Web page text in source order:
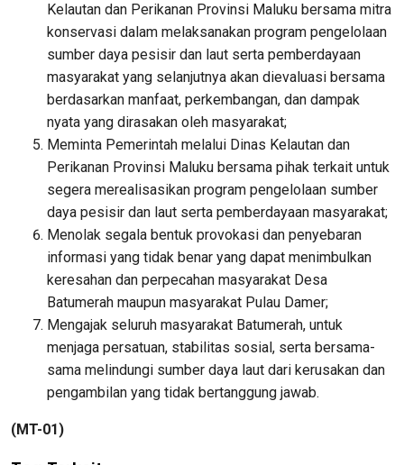
Kelautan dan Perikanan Provinsi Maluku bersama mitra
konservasi dalam melaksanakan program pengelolaan
sumber daya pesisir dan laut serta pemberdayaan
masyarakat yang selanjutnya akan dievaluasi bersama
berdasarkan manfaat, perkembangan, dan dampak
nyata yang dirasakan oleh masyarakat;
Meminta Pemerintah melalui Dinas Kelautan dan
Perikanan Provinsi Maluku bersama pihak terkait untuk
segera merealisasikan program pengelolaan sumber
daya pesisir dan laut serta pemberdayaan masyarakat;
Menolak segala bentuk provokasi dan penyebaran
informasi yang tidak benar yang dapat menimbulkan
keresahan dan perpecahan masyarakat Desa
Batumerah maupun masyarakat Pulau Damer;
Mengajak seluruh masyarakat Batumerah, untuk
menjaga persatuan, stabilitas sosial, serta bersama-
sama melindungi sumber daya laut dari kerusakan dan
pengambilan yang tidak bertanggung jawab.
(MT-01)